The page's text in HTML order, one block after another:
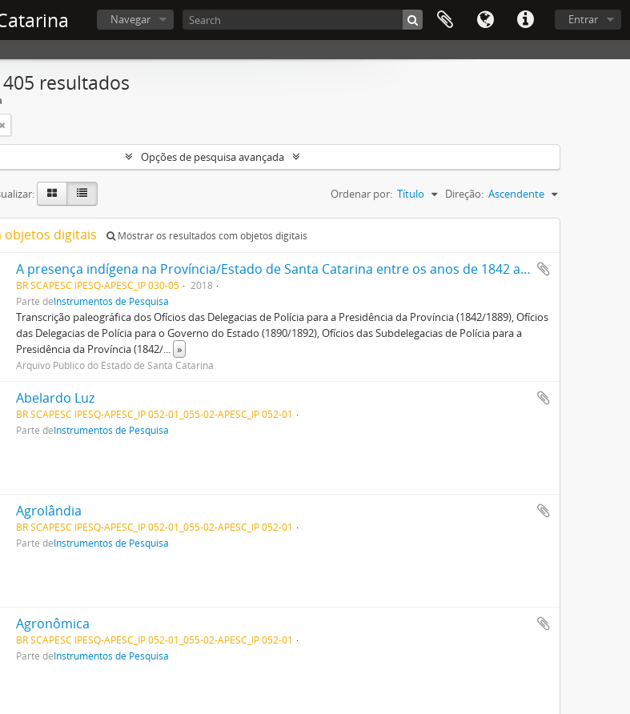
Entrar
Navegar
resultados
Opções de pesquisa avançada
Ordenar por: Título Direção: Ascendente
objetos digitais Mostrar os resultados com objetos digitais
A presença indígena na Província/Estado de Santa Catarina entre os anos de 1842 a 1907
BR SCAPESC IPESQ-APESC_IP 030-05
2018
Parte deInstrumentos de Pesquisa
Transcrição paleográfica dos Ofícios das Delegacias de Polícia para a Presidência da Província (1842/1889), Ofícios
das Delegacias de Polícia para o Governo do Estado (1890/1892), Ofícios das Subdelegacias de Polícia para a
Presidência da Província (1842/... »
Arquivo Público do Estado de Santa Catarina
Abelardo Luz
BR SCAPESC IPESQ-APESC_IP 052-01_055-02-APESC_IP 052-01
Parte deInstrumentos de Pesquisa
Agrolândia
BR SCAPESC IPESQ-APESC_IP 052-01_055-02-APESC_IP 052-01
Parte deInstrumentos de Pesquisa
Agronômica
BR SCAPESC IPESQ-APESC_IP 052-01_055-02-APESC_IP 052-01
Parte deInstrumentos de Pesquisa